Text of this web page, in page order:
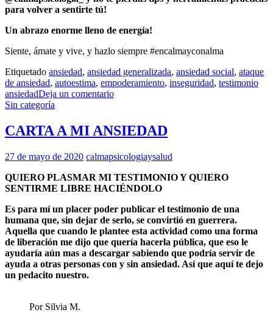
para volver a sentirte tú!
Un abrazo enorme lleno de energía!
Siente, ámate y vive, y hazlo siempre #encalmayconalma
Etiquetado ansiedad, ansiedad generalizada, ansiedad social, ataque
de ansiedad, autoestima, empoderamiento, inseguridad, testimonio
ansiedadDeja un comentario
Sin categoría
CARTA A MI ANSIEDAD
27 de mayo de 2020 calmapsicologiaysalud
QUIERO PLASMAR MI TESTIMONIO Y QUIERO
SENTIRME LIBRE HACIÉNDOLO
Es para mí un placer poder publicar el testimonio de una
humana que, sin dejar de serlo, se convirtió en guerrera.
Aquella que cuando le plantee esta actividad como una forma
de liberación me dijo que quería hacerla pública, que eso le
ayudaría aún mas a descargar sabiendo que podría servir de
ayuda a otras personas con y sin ansiedad. Así que aquí te dejo
un pedacito nuestro.
Por Silvia M.